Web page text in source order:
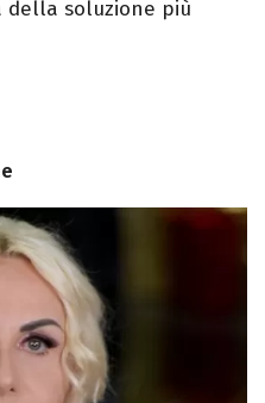
della soluzione più